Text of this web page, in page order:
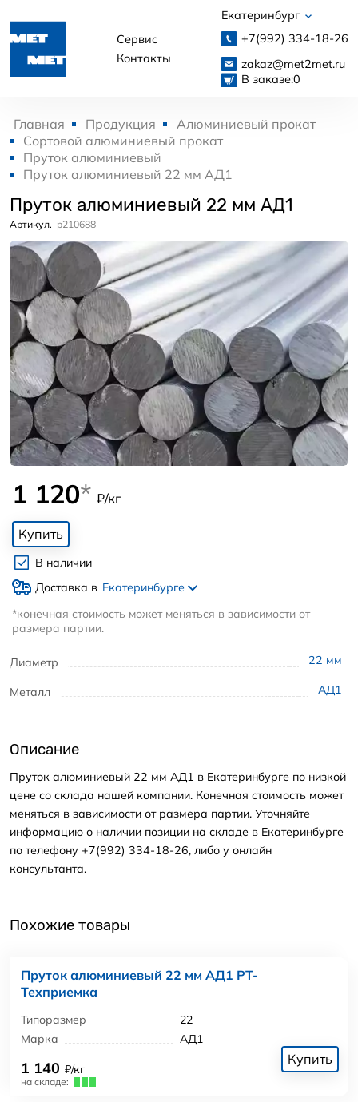
Сервис
Контакты
Екатеринбург
+7(992) 334-18-26
zakaz@met2met.ru
В заказе:0
Главная Продукция
Алюминиевый прокат
Сортовой алюминиевый прокат
Пруток алюминиевый
Пруток алюминиевый 22 мм АД1
Пруток алюминиевый 22 мм АД1
Артикул. p210688
Диаметр 22 мм
Металл АД1
1 120* ₽/кг
Купить
В наличии
Доставка в Екатеринбурге
*конечная стоимость может меняться в зависимости от
размера партии.
Описание
Пруток алюминиевый 22 мм АД1 в Екатеринбурге по низкой
цене со склада нашей компании. Конечная стоимость может
меняться в зависимости от размера партии. Уточняйте
информацию о наличии позиции на складе в Екатеринбурге
по телефону +7(992) 334-18-26, либо у онлайн
консультанта.
Похожие товары
Пруток алюминиевый 22 мм АД1 РТ-
Техприемка
Типоразмер
22
Марка
АД1
1 140 ₽/кг
на складе:
Купить